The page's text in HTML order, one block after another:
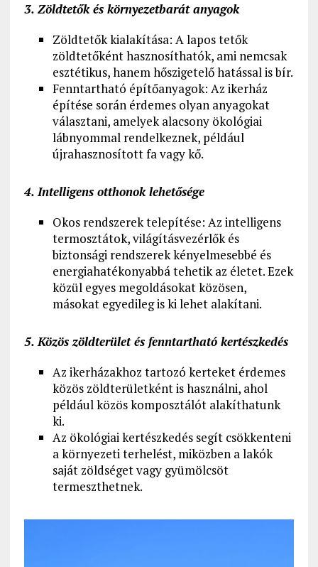
3. Zöldtetők és környezetbarát anyagok
Zöldtetők kialakítása: A lapos tetők
zöldtetőként hasznosíthatók, ami nemcsak
esztétikus, hanem hőszigetelő hatással is bír.
Fenntartható építőanyagok: Az ikerház
építése során érdemes olyan anyagokat
választani, amelyek alacsony ökológiai
lábnyommal rendelkeznek, például
újrahasznosított fa vagy kő.
4. Intelligens otthonok lehetősége
Okos rendszerek telepítése: Az intelligens
termosztátok, világításvezérlők és
biztonsági rendszerek kényelmesebbé és
energiahatékonyabbá tehetik az életet. Ezek
közül egyes megoldásokat közösen,
másokat egyedileg is ki lehet alakítani.
5. Közös zöldterület és fenntartható kertészkedés
Az ikerházakhoz tartozó kerteket érdemes
közös zöldterületként is használni, ahol
például közös komposztálót alakíthatunk
ki.
Az ökológiai kertészkedés segít csökkenteni
a környezeti terhelést, miközben a lakók
saját zöldséget vagy gyümölcsöt
termeszthetnek.